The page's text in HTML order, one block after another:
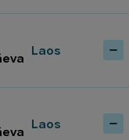
Laos
Laos
Käru